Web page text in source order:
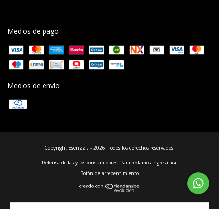
Medios de pago
Medios de envío
Copyright Esenzzia - 2026. Todos los derechos reservados.
Defensa de las y los consumidores. Para reclamos ingresá acá.
Botón de arrepentimiento